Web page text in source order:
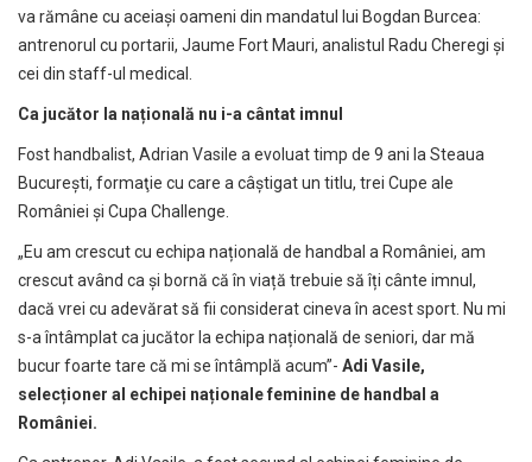
va rămâne cu aceiași oameni din mandatul lui Bogdan Burcea:
antrenorul cu portarii, Jaume Fort Mauri, analistul Radu Cheregi și
cei din staff-ul medical.
Ca jucător la națională nu i-a cântat imnul
Fost handbalist, Adrian Vasile a evoluat timp de 9 ani la Steaua
Bucureşti, formaţie cu care a câştigat un titlu, trei Cupe ale
României şi Cupa Challenge.
„Eu am crescut cu echipa națională de handbal a României, am
crescut având ca și bornă că în viață trebuie să îți cânte imnul,
dacă vrei cu adevărat să fii considerat cineva în acest sport. Nu mi
s-a întâmplat ca jucător la echipa națională de seniori, dar mă
bucur foarte tare că mi se întâmplă acum”- Adi Vasile,
selecționer al echipei naționale feminine de handbal a
României.